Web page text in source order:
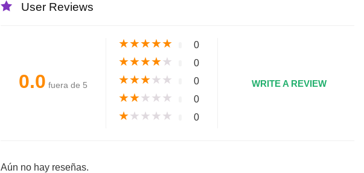
User Reviews
0.0 fuera de 5
★★★★★ 0
★★★★★ 0
★★★★★ 0
★★★★★ 0
★★★★★ 0
WRITE A REVIEW
Aún no hay reseñas.